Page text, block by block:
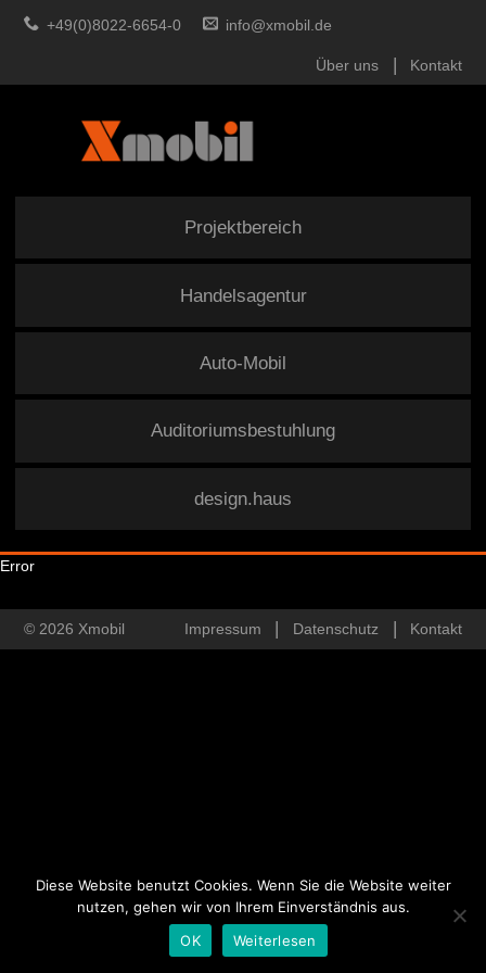
+49(0)8022-6654-0 info@xmobil.de
Über uns Kontakt
Projektbereich
Handelsagentur
Auto-Mobil
Auditoriumsbestuhlung
design.haus
Error
© 2026 Xmobil Impressum Datenschutz Kontakt
Diese Website benutzt Cookies. Wenn Sie die Website weiter
nutzen, gehen wir von Ihrem Einverständnis aus.
OK
Weiterlesen